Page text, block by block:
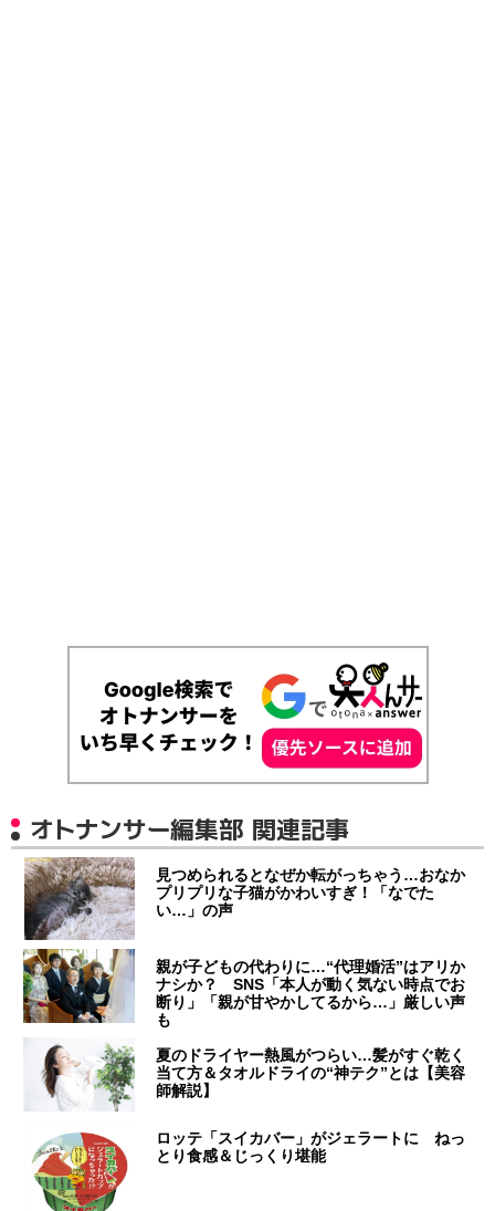
オトナンサー編集部 関連記事
見つめられるとなぜか転がっちゃう…おなか
プリプリな子猫がかわいすぎ！「なでた
い…」の声
親が子どもの代わりに…“代理婚活”はアリか
ナシか？ SNS「本人が動く気ない時点でお
断り」「親が甘やかしてるから…」厳しい声
も
夏のドライヤー熱風がつらい…髪がすぐ乾く
当て方＆タオルドライの“神テク”とは【美容
師解説】
ロッテ「スイカバー」がジェラートに ねっ
とり食感＆じっくり堪能